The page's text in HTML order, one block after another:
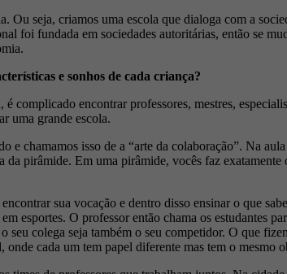
seja, criamos uma escola que dialoga com a
foi fundada em sociedades autoritárias, então se
e sonhos de cada criança?
complicado encontrar professores, mestres,
uma grande escola.
chamamos isso de a “arte da colaboração”. Na
pirâmide. Em uma pirâmide, vocês faz
sua vocação e dentro disso ensinar o que
esportes. O professor então chama os estudantes
colega seja também o seu competidor. O que
cada um tem papel diferente mas tem o mesmo